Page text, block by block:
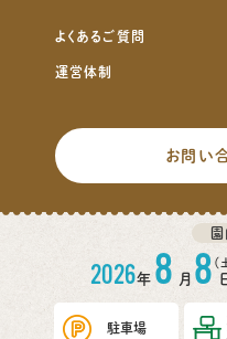
2026年 8 月 8 （
駐車場
よくあるご質問
運営体制
お問い
Copyright(c) 2021 中ノ島公